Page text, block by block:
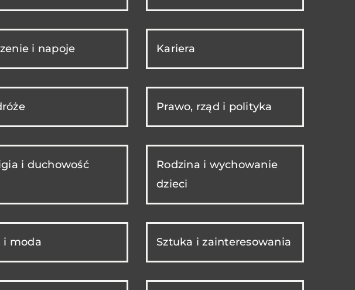
i napoje Kariera
Prawo, rząd i polityka
i duchowość
Rodzina i wychowanie
dzieci
i moda Sztuka i zainteresowania